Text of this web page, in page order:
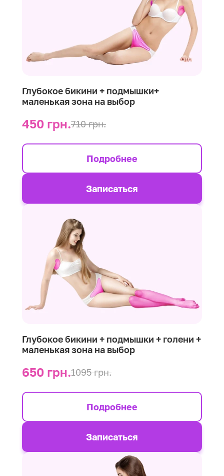
Глубокое бикини + подмышки+
маленькая зона на выбор
450 грн.710 грн.
Подробнее
Записаться
Глубокое бикини + подмышки + голени +
маленькая зона на выбор
650 грн.1095 грн.
Подробнее
Записаться